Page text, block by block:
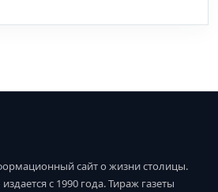
сайт о жизни столицы.
с 1990 года. Тираж газеты